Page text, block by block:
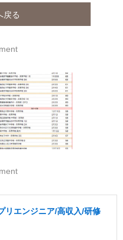
戻る
リエンジニア/高収入/研修